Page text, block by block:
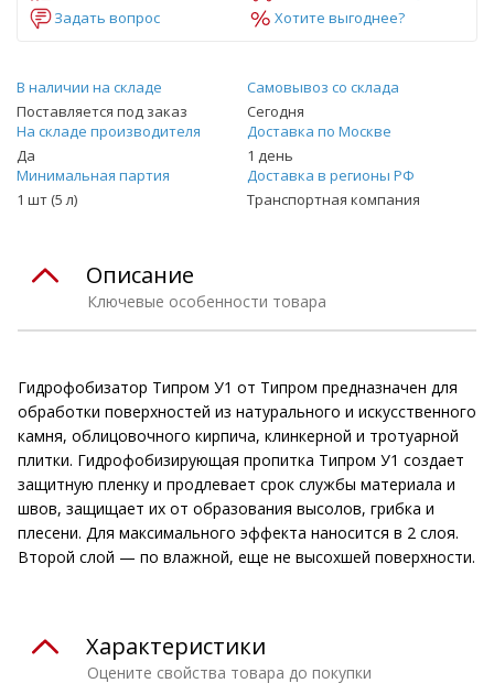
Задать вопрос
Хотите выгоднее?
В наличии на складе
Поставляется под заказ
Самовывоз со склада
Сегодня
На складе производителя
Да
Доставка по Москве
1 день
Минимальная партия
1 шт (5 л)
Доставка в регионы РФ
Транспортная компания
Ключевые особенности товара
Описание
Гидрофобизатор Типром У1 от Типром предназначен для
обработки поверхностей из натурального и искусственного
камня, облицовочного кирпича, клинкерной и тротуарной
плитки. Гидрофобизирующая пропитка Типром У1 создает
защитную пленку и продлевает срок службы материала и
швов, защищает их от образования высолов, грибка и
плесени. Для максимального эффекта наносится в 2 слоя.
Второй слой — по влажной, еще не высохшей поверхности.
Оцените свойства товара до покупки
Характеристики